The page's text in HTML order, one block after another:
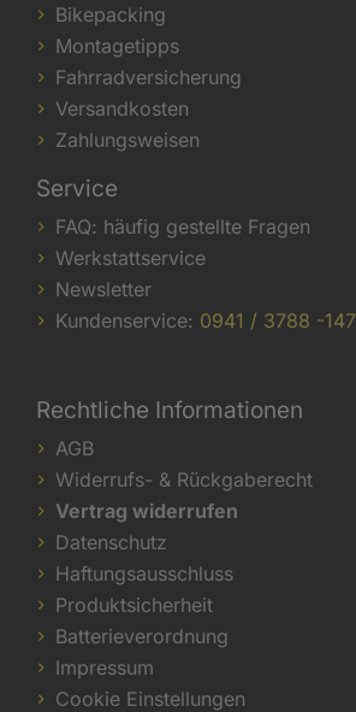
Bikepacking
Montagetipps
Fahrradversicherung
Versandkosten
Zahlungsweisen
Service
FAQ: häufig gestellte Fragen
Werkstattservice
Newsletter
Kundenservice: 0941 / 3788 -147
Rechtliche Informationen
AGB
Widerrufs- & Rückgaberecht
Vertrag widerrufen
Datenschutz
Haftungsausschluss
Produktsicherheit
Batterieverordnung
Impressum
Cookie Einstellungen